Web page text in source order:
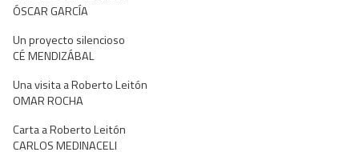
ÓSCAR GARCÍA
Un proyecto silencioso
CÉ MENDIZÁBAL
Una visita a Roberto Leitón
OMAR ROCHA
Carta a Roberto Leitón
CARLOS MEDINACELI